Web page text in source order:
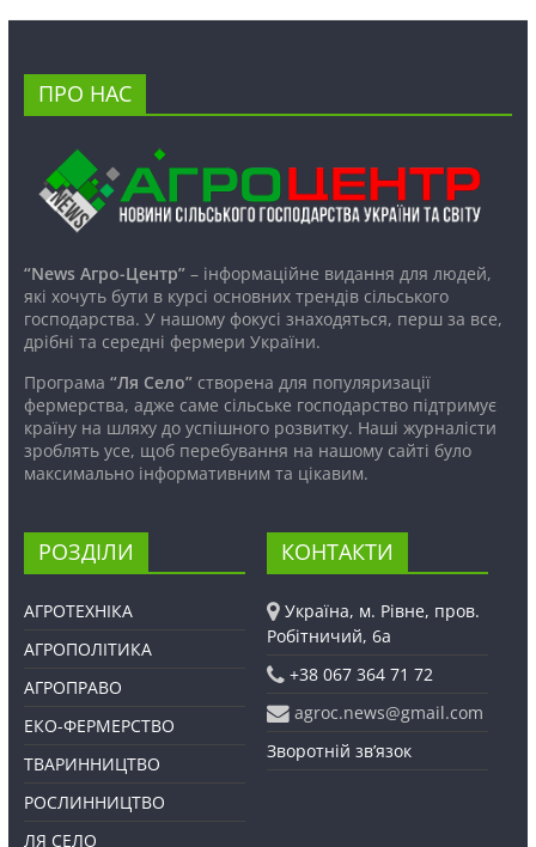
ПРО НАС
“News Агро-Центр”– інформаційне видання для людей,
які хочуть бути в курсі основних трендів сільського
господарства. У нашому фокусі знаходяться, перш за все,
дрібні та середні фермери України.
Програма “Ля Село”створена для популяризації
фермерства, адже саме сільське господарство підтримує
країну на шляху до успішного розвитку. Наші журналісти
зроблять усе, щоб перебування на нашому сайті було
максимально інформативним та цікавим.
РОЗДІЛИ
АГРОТЕХНІКА
АГРОПОЛІТИКА
АГРОПРАВО
ЕКО-ФЕРМЕРСТВО
ТВАРИННИЦТВО
РОСЛИННИЦТВО
ЛЯ СЕЛО
КОНТАКТИ
Україна, м. Рівне, пров.
Робітничий, 6а
+38 067 364 71 72
agroc.news@gmail.com
Зворотній зв’язок